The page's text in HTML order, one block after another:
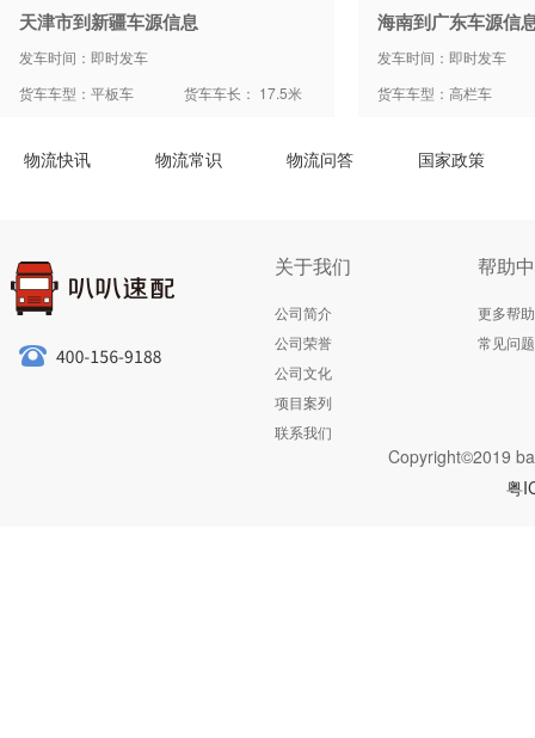
天津市到新疆车源信息
发车时间：即时发车
货车车型：平板车
货车车长： 17.5米
海南到广东车源信
发车时间：即时发车
货车车型：高栏车
物流快讯 物流常识 物流问答 国家政策
关于我们
公司简介
公司荣誉
公司文化
项目案列
联系我们
帮助
更多帮助
常见问题
Copyright©2019
粤